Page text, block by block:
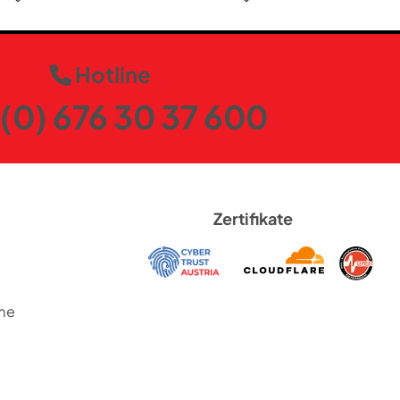
Hotline
676 30 37 600
Zertifikate